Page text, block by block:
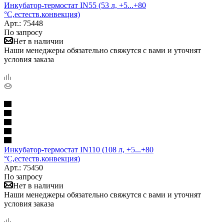
Инкубатор-термостат IN55 (53 л, +5...+80
°С,естеств.конвекция)
Арт.: 75448
По запросу
Нет в наличии
Наши менеджеры обязательно свяжутся с вами и уточнят
условия заказа
Инкубатор-термостат IN110 (108 л, +5...+80
°С,естеств.конвекция)
Арт.: 75450
По запросу
Нет в наличии
Наши менеджеры обязательно свяжутся с вами и уточнят
условия заказа